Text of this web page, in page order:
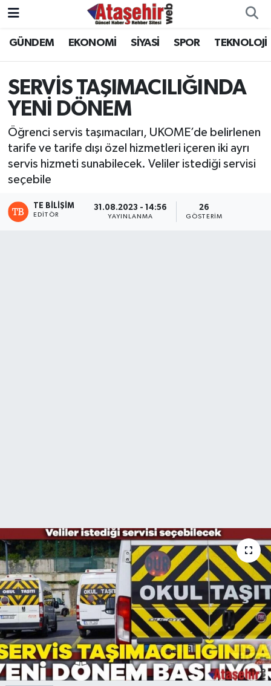
GÜNDEM EKONOMİ SİYASİ SPOR TEKNOLOJİ
SERVİS TAŞIMACILIĞINDA
YENİ DÖNEM
Öğrenci servis taşımacıları, UKOME’de belirlenen
tarife ve tarife dışı özel hizmetleri içeren iki ayrı
servis hizmeti sunabilecek. Veliler istediği servisi
seçebile
TE BILIŞIM
EDITÖR
31.08.2023 - 14:56
YAYINLANMA
26
GÖSTERIM
Hava Durumu
Trafik Durumu
Süper Lig Puan Durumu ve Fikstür
Tüm Manşetler
Son Dakika Haberleri
Haber Arşivi